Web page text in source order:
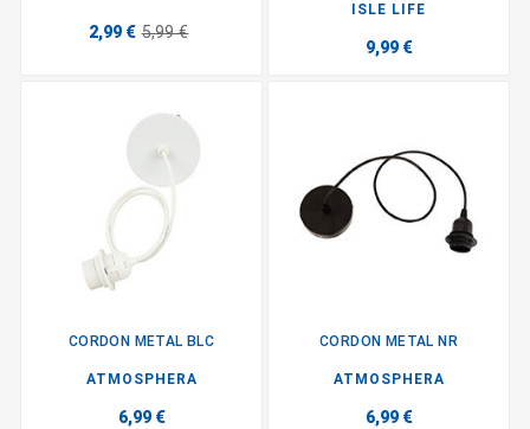
2,99 € 5,99 €
ISLE LIFE
9,99 €
CORDON METAL BLC
ATMOSPHERA
6,99 €
CORDON METAL NR
ATMOSPHERA
6,99 €